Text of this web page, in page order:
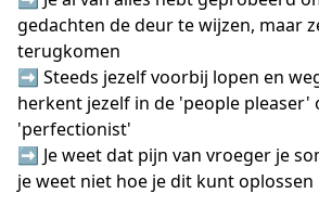
gedachten de deur te wijzen, maar
terugkomen
➡️ Steeds jezelf voorbij lopen en
herkent jezelf in de 'people pleaser'
'perfectionist'
➡️ Je weet dat pijn van vroeger je
je weet niet hoe je dit kunt oplossen